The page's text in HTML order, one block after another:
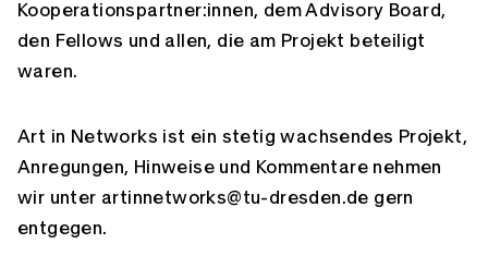
Kooperationspartner:innen, dem Advisory Board,
den Fellows und allen, die am Projekt beteiligt
waren.
Art in Networks ist ein stetig wachsendes Projekt,
Anregungen, Hinweise und Kommentare nehmen
wir unter artinnetworks@tu-dresden.de gern
entgegen.